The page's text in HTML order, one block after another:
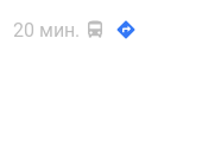
20 мин.